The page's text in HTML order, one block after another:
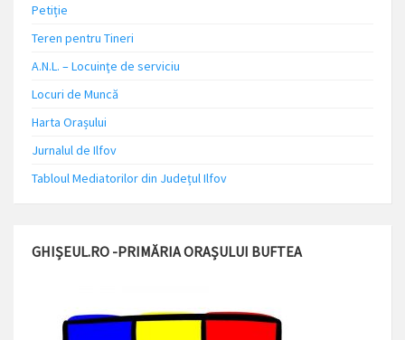
Petiție
Teren pentru Tineri
A.N.L. – Locuinţe de serviciu
Locuri de Muncă
Harta Orașului
Jurnalul de Ilfov
Tabloul Mediatorilor din Județul Ilfov
GHIȘEUL.RO -PRIMĂRIA ORAȘULUI BUFTEA